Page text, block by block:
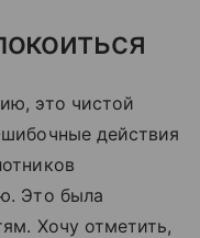
это чистой
действия
Это была
Хочу отметить,